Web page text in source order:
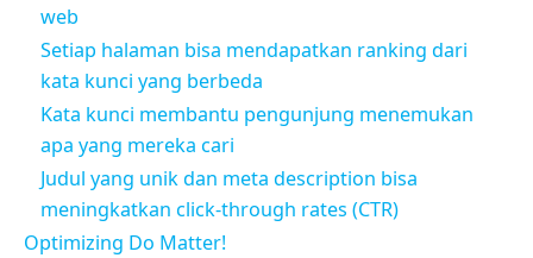
web
Setiap halaman bisa mendapatkan ranking dari
kata kunci yang berbeda
Kata kunci membantu pengunjung menemukan
apa yang mereka cari
Judul yang unik dan meta description bisa
meningkatkan click-through rates (CTR)
Optimizing Do Matter!